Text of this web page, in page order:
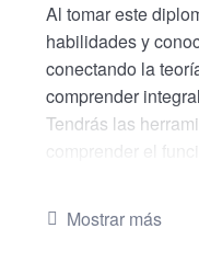
Al tomar este
habilidades y
conectando la
comprender
Tendrás las
prefermentos,
costos esenciales
Mostrar más